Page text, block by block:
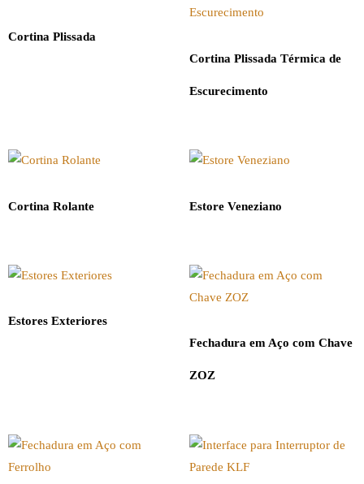
Cortina Plissada
Cortina Plissada Térmica de
Escurecimento
Cortina Rolante Estore Veneziano
Estores Exteriores
Fechadura em Aço com Chave
ZOZ